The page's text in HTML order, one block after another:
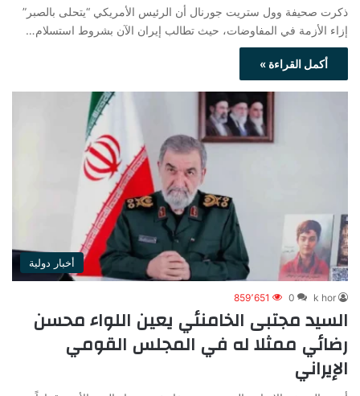
ذكرت صحيفة وول ستريت جورنال أن الرئيس الأمريكي “يتحلى بالصبر”
إزاء الأزمة في المفاوضات، حيث تطالب إيران الآن بشروط استسلام…
أكمل القراءة »
أخبار دولية
k hor
0 859٬651
السيد مجتبى الخامنئي يعين اللواء محسن
رضائي ممثلا له في المجلس القومي
الإيراني